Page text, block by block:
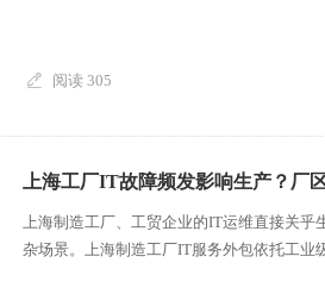
阅读 305
上海工厂IT故障频发影响生产？厂
上海制造工厂、工贸企业的IT运维直接关乎
杂场景。上海制造工厂IT服务外包依托工业